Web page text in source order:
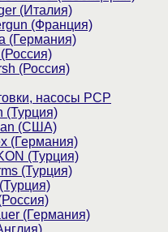
(Италия)
(Франция)
(Германия)
(Россия)
насосы PCP
(Турция)
(США)
(Германия)
(Турция)
(Турция)
(Германия)